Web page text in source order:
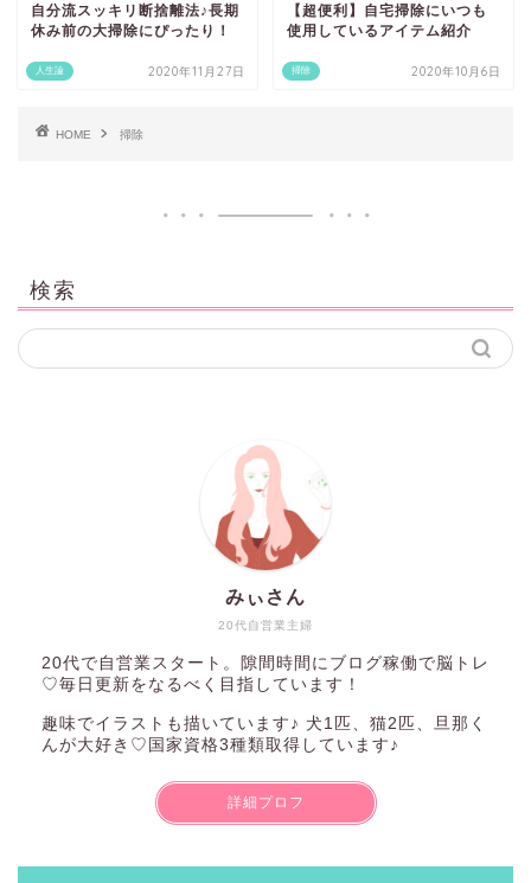
人生論
自分流スッキリ断捨離法♪長期
休み前の大掃除にぴったり！
2020年11月27日 掃除
【超便利】自宅掃除にいつも
使用しているアイテム紹介
2020年10月6日
HOME 掃除
検索
20代自営業主婦
みぃさん
20代で自営業スタート。隙間時間にブログ稼働で脳トレ
♡毎日更新をなるべく目指しています！
趣味でイラストも描いています♪ 犬1匹、猫2匹、旦那く
んが大好き♡国家資格3種類取得しています♪
詳細プロフ